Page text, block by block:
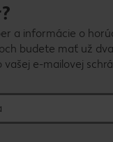
a informácie o
budete mať už
e-mailovej